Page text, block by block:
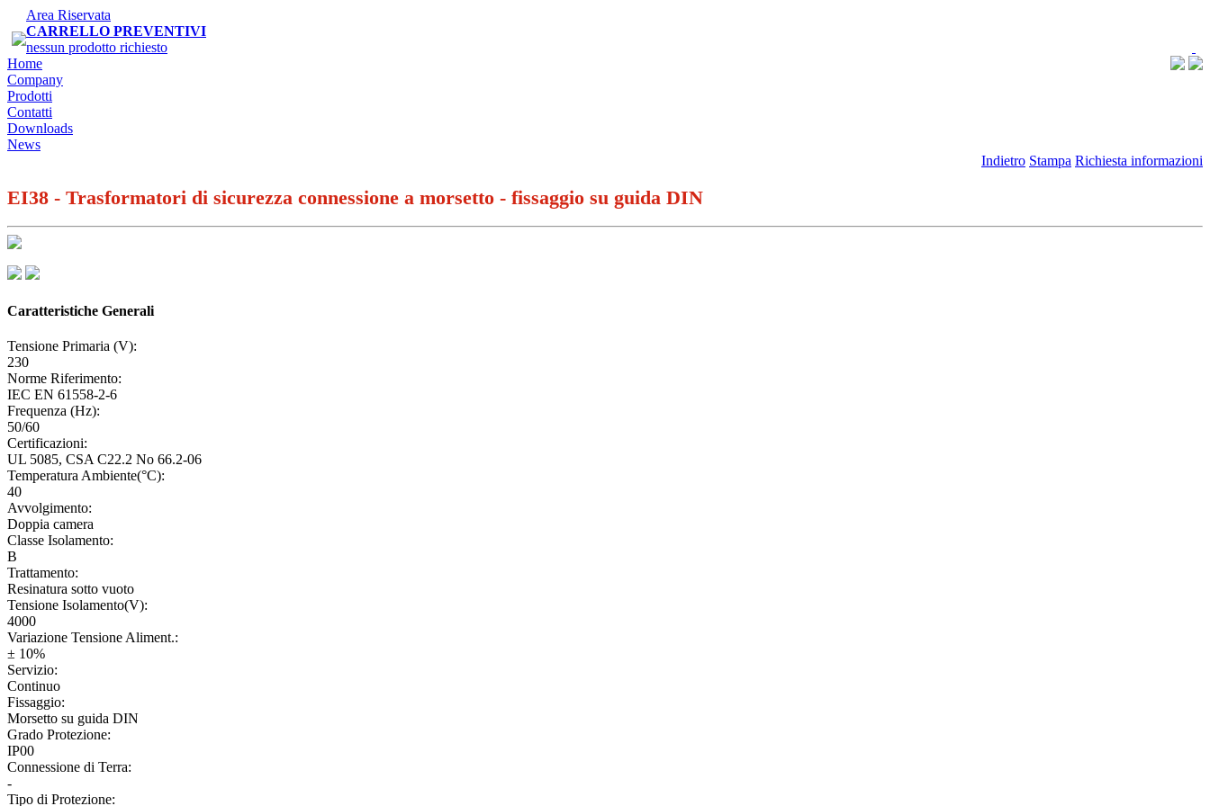
Area Riservata
CARRELLO PREVENTIVI
nessun prodotto richiesto
Home
Company
Prodotti
Contatti
Downloads
News
Indietro Stampa Richiesta informazioni
EI38 - Trasformatori di sicurezza connessione a morsetto - fissaggio su guida DIN
Caratteristiche Generali
Tensione Primaria (V):
230
Norme Riferimento:
IEC EN 61558-2-6
Frequenza (Hz):
50/60
Certificazioni:
UL 5085, CSA C22.2 No 66.2-06
Temperatura Ambiente(°C):
40
Avvolgimento:
Doppia camera
Classe Isolamento:
B
Trattamento:
Resinatura sotto vuoto
Tensione Isolamento(V):
4000
Variazione Tensione Aliment.:
± 10%
Servizio:
Continuo
Fissaggio:
Morsetto su guida DIN
Grado Protezione:
IP00
Connessione di Terra:
-
Tipo di Protezione: